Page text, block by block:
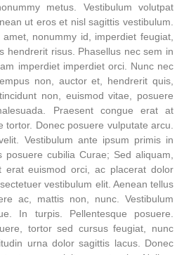
metus. Vestibulum volutpat
ut eros et nisl sagittis vestibulum.
nonummy id, imperdiet feugiat,
hendrerit risus. Phasellus nec sem in
imperdiet imperdiet orci. Nunc nec
non, auctor et, hendrerit quis,
non, euismod vitae, posuere
Praesent congue erat at
tortor. Donec posuere vulputate arcu.
Vestibulum ante ipsum primis in
cubilia Curae; Sed aliquam,
erat euismod orci, ac placerat dolor
vestibulum elit. Aenean tellus
ac, mattis non, nunc. Vestibulum
In turpis. Pellentesque posuere.
tortor sed cursus feugiat, nunc
urna dolor sagittis lacus. Donec